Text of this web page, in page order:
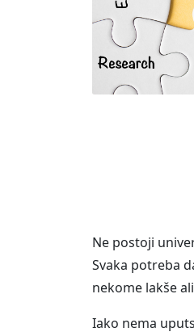
Ne postoji
Svaka potreba
nekome lakše
Iako nema